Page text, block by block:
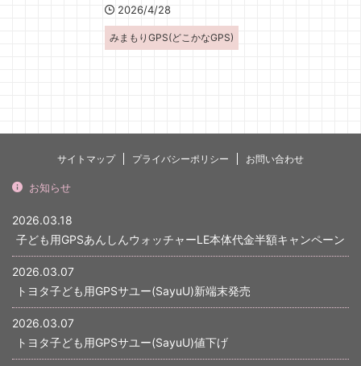
2026/4/28
みまもりGPS(どこかなGPS)
サイトマップ プライバシーポリシー お問い合わせ
お知らせ
2026.03.18
子ども用GPSあんしんウォッチャーLE本体代金半額キャンペーン
2026.03.07
トヨタ子ども用GPSサユー(SayuU)新端末発売
2026.03.07
トヨタ子ども用GPSサユー(SayuU)値下げ